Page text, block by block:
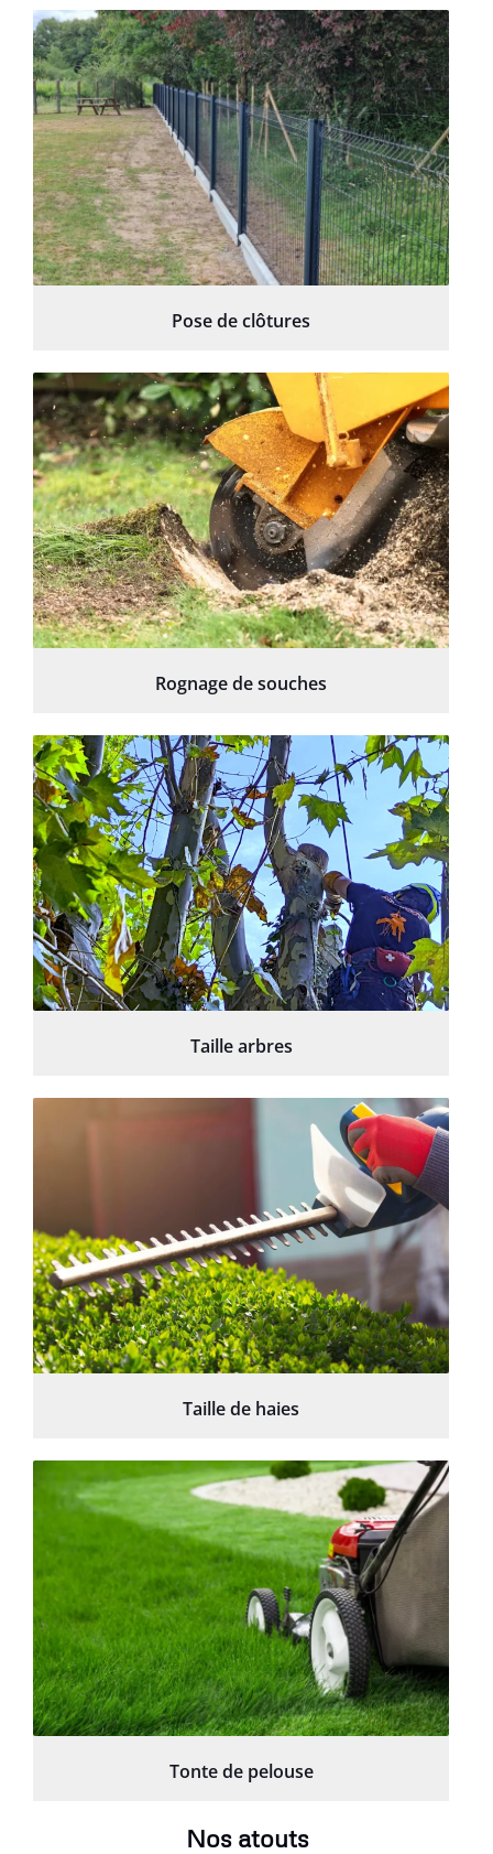
Pose de clôtures
Rognage de souches
Taille arbres
Taille de haies
Tonte de pelouse
Nos atouts